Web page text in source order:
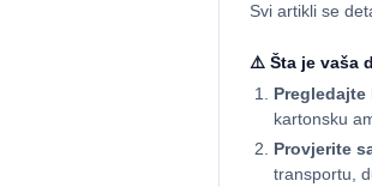
Svi artikli se
⚠️ Šta je vaša
kartonsku
Provjerite
transportu,